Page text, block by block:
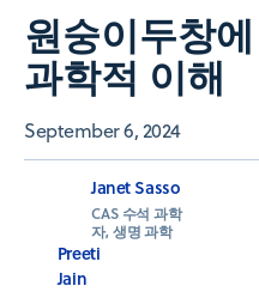
원숭이두창
과학적 이해
September 6, 2024
Janet Sasso
CAS 수석 과학
자, 생명 과학
Preeti
Jain